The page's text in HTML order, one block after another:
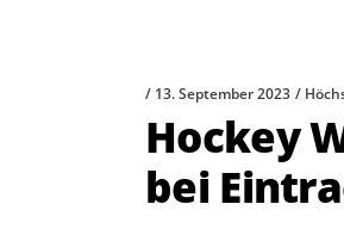
13. September 2023
Hockey
bei